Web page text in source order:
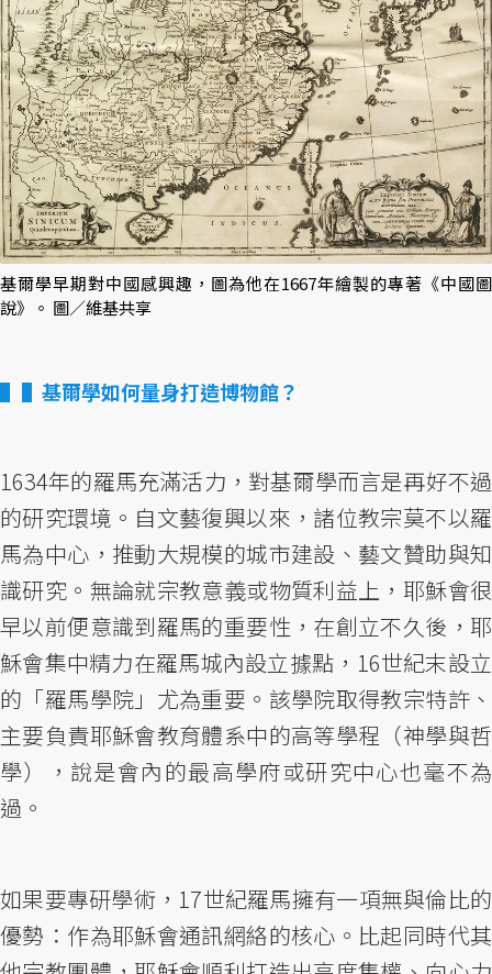
基爾學早期對中國感興趣，圖為他在1667年繪製的專著《中國圖
說》。 圖／維基共享
▌基爾學如何量身打造博物館？
1634年的羅馬充滿活力，對基爾學而言是再好不過
的研究環境。自文藝復興以來，諸位教宗莫不以羅
馬為中心，推動大規模的城市建設、藝文贊助與知
識研究。無論就宗教意義或物質利益上，耶穌會很
早以前便意識到羅馬的重要性，在創立不久後，耶
穌會集中精力在羅馬城內設立據點，16世紀末設立
的「羅馬學院」尤為重要。該學院取得教宗特許、
主要負責耶穌會教育體系中的高等學程（神學與哲
學），說是會內的最高學府或研究中心也毫不為
過。
如果要專研學術，17世紀羅馬擁有一項無與倫比的
優勢：作為耶穌會通訊網絡的核心。比起同時代其